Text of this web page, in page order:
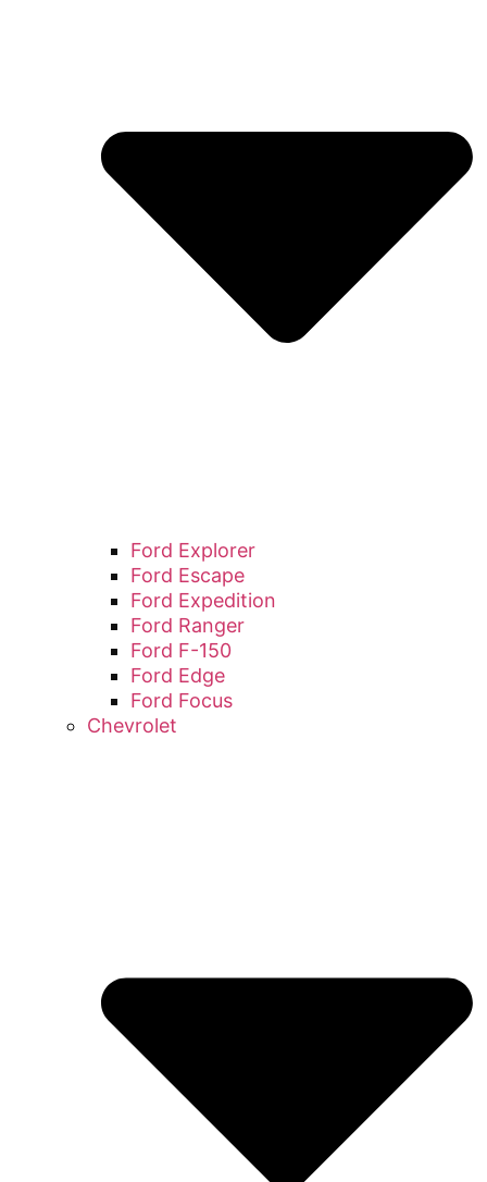
Ford Explorer
Ford Escape
Ford Expedition
Ford Ranger
Ford F-150
Ford Edge
Ford Focus
Chevrolet